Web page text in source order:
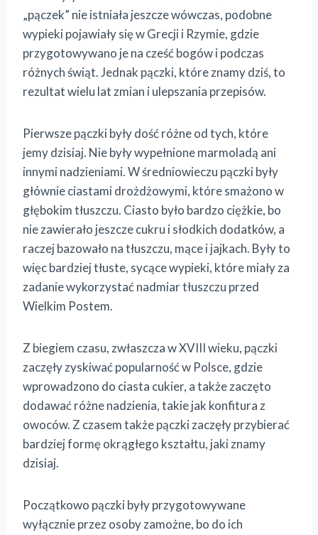
„pączek” nie istniała jeszcze wówczas, podobne
wypieki pojawiały się w Grecji i Rzymie, gdzie
przygotowywano je na cześć bogów i podczas
różnych świąt. Jednak pączki, które znamy dziś, to
rezultat wielu lat zmian i ulepszania przepisów.
Pierwsze pączki były dość różne od tych, które
jemy dzisiaj. Nie były wypełnione marmoladą ani
innymi nadzieniami. W średniowieczu pączki były
głównie ciastami drożdżowymi, które smażono w
głębokim tłuszczu. Ciasto było bardzo ciężkie, bo
nie zawierało jeszcze cukru i słodkich dodatków, a
raczej bazowało na tłuszczu, mące i jajkach. Były to
więc bardziej tłuste, sycące wypieki, które miały za
zadanie wykorzystać nadmiar tłuszczu przed
Wielkim Postem.
Z biegiem czasu, zwłaszcza w XVIII wieku, pączki
zaczęły zyskiwać popularność w Polsce, gdzie
wprowadzono do ciasta cukier, a także zaczęto
dodawać różne nadzienia, takie jak konfitura z
owoców. Z czasem także pączki zaczęły przybierać
bardziej formę okrągłego kształtu, jaki znamy
dzisiaj.
Początkowo pączki były przygotowywane
wyłącznie przez osoby zamożne, bo do ich